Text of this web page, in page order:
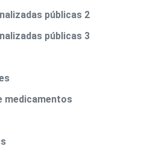
públicas 2
públicas 3
medicamentos